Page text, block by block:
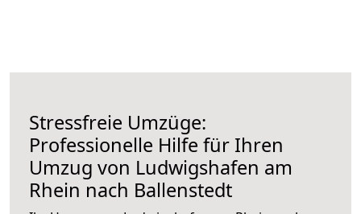
Stressfreie Umzüge:
Professionelle Hilfe für Ihren
Umzug von Ludwigshafen am
Rhein nach Ballenstedt